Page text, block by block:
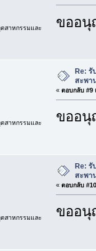
สาหกรรมและ
ขออนุ
สาหกรรมและ
Re:
สะพา
« ตอบกลับ #9
ขออนุ
สาหกรรมและ
Re:
สะพา
« ตอบกลับ
ขออนุ